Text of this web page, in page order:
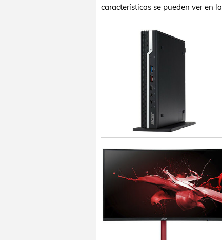
características se pueden ver en la